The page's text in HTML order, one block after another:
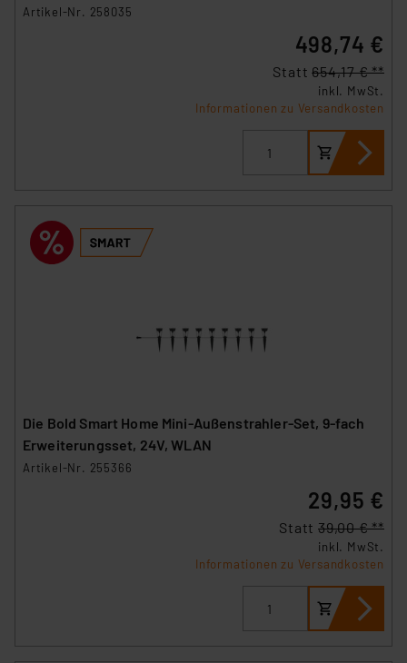
Artikel-Nr. 258035
498,74 €
Statt654,17 € **
inkl. MwSt.
Informationen zu Versandkosten
Die Bold Smart Home Mini-Außenstrahler-Set, 9-fach
Erweiterungsset, 24V, WLAN
Artikel-Nr. 255366
29,95 €
Statt 39,00 € **
inkl. MwSt.
Informationen zu Versandkosten